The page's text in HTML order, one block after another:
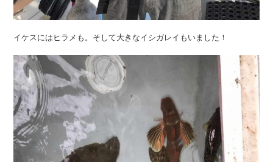
イケスにはヒラメも。そして大きなイシガレイもいました！